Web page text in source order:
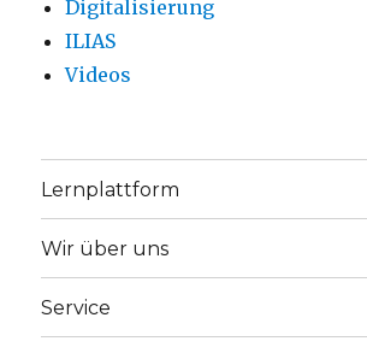
Digitalisierung
ILIAS
Videos
Lernplattform
Wir über uns
Service